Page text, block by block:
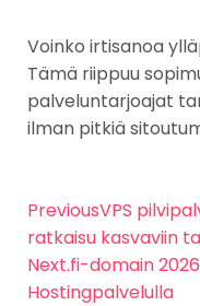
Voinko irtisanoa
Tämä riippuu
palveluntarjoajat
ilman pitkiä
PreviousVPS
ratkaisu kasvaviin
Next.fi-domain
Hostingpalvelulla